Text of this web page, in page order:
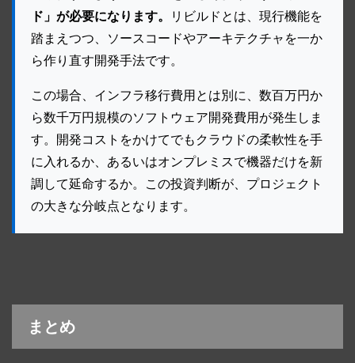
ド」が必要になります。
リビルドとは、現行機能を
踏まえつつ、ソースコードやアーキテクチャを一か
ら作り直す開発手法です。
この場合、インフラ移行費用とは別に、数百万円か
ら数千万円規模のソフトウェア開発費用が発生しま
す。開発コストをかけてでもクラウドの柔軟性を手
に入れるか、あるいはオンプレミスで機器だけを新
調して延命するか。この投資判断が、プロジェクト
の大きな分岐点となります。
まとめ